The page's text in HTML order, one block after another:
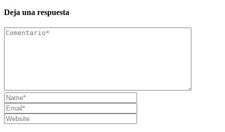
Deja una respuesta